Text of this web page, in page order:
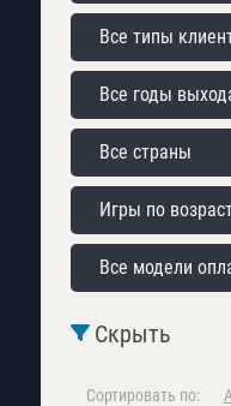
Все типы
Все годы
Все страны
Игры по
Все модели
Скрыть
Сортировать по: